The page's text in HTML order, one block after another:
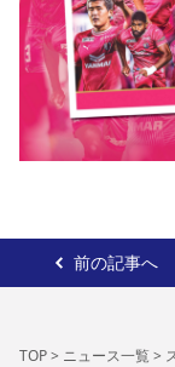
前の記事へ
TOP> ニュース一覧>